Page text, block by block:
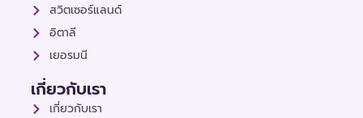
สวิตเซอร์แลนด์
อิตาลี
เยอรมนี
เกี่ยวกับเรา
เกี่ยวกับเรา